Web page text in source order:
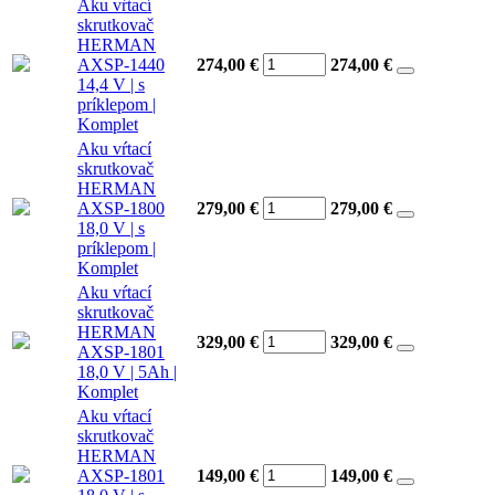
Aku vŕtací
skrutkovač
HERMAN
AXSP-1440
14,4 V | s
príklepom |
Komplet
274,00 € 274,00 €
Aku vŕtací
skrutkovač
HERMAN
AXSP-1800
18,0 V | s
príklepom |
Komplet
279,00 € 279,00 €
Aku vŕtací
skrutkovač
HERMAN
AXSP-1801
18,0 V | 5Ah |
Komplet
329,00 € 329,00 €
Aku vŕtací
skrutkovač
HERMAN
AXSP-1801
149,00 € 149,00 €